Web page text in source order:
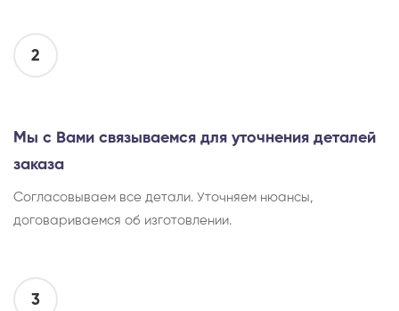
2
Мы с Вами связываемся для уточнения деталей
заказа
Согласовываем все детали. Уточняем нюансы,
договариваемся об изготовлении.
3